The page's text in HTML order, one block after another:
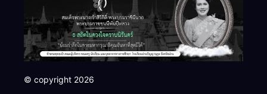
© copyright 2026